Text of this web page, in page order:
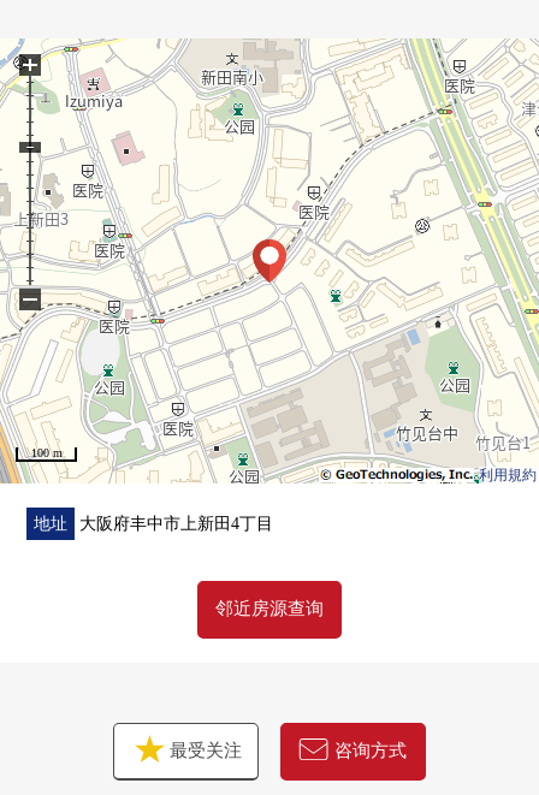
・客厅，走廊：改为靠垫层
・厨房：交换
・浴缸：交换
・日式房间：畳表替
利用規約
100 m
+
−
地址 大阪府丰中市上新田4丁目
邻近房源查询
最受关注 咨询方式